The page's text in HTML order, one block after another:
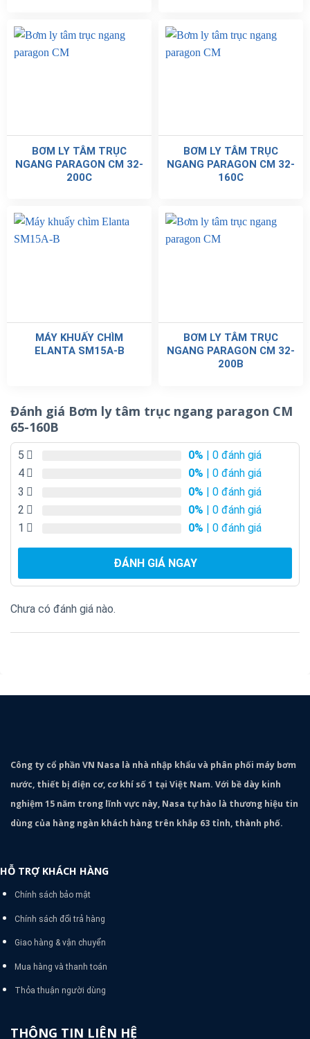
BƠM LY TÂM TRỤC
NGANG PARAGON CM 32-
200C
BƠM LY TÂM TRỤC
NGANG PARAGON CM 32-
160C
MÁY KHUẤY CHÌM
ELANTA SM15A-B
BƠM LY TÂM TRỤC
NGANG PARAGON CM 32-
200B
Đánh giá Bơm ly tâm trục ngang paragon CM
65-160B
5 0% | 0 đánh giá
4
0% | 0 đánh giá
3
0% | 0 đánh giá
2
0% | 0 đánh giá
1
0% | 0 đánh giá
ĐÁNH GIÁ NGAY
Chưa có đánh giá nào.
Công ty cổ phần VN Nasa là nhà nhập khẩu và phân phối máy bơm
nước, thiết bị điện cơ, cơ khí số 1 tại Việt Nam. Với bề dày kinh
nghiệm 15 năm trong lĩnh vực này, Nasa tự hào là thương hiệu tin
dùng của hàng ngàn khách hàng trên khắp 63 tỉnh, thành phố.
HỖ TRỢ KHÁCH HÀNG
Chính sách bảo mật
Chính sách đổi trả hàng
Giao hàng & vận chuyển
Mua hàng và thanh toán
Thỏa thuận người dùng
THÔNG TIN LIÊN HỆ